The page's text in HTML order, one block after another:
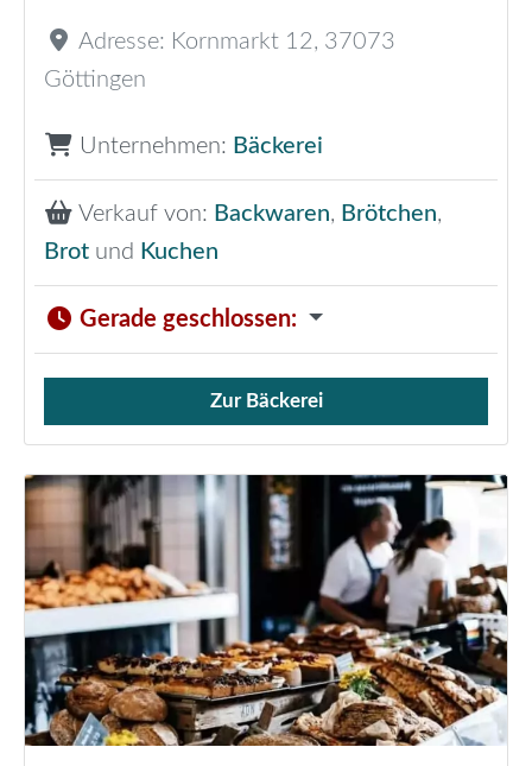
Adresse: Kornmarkt 12, 37073
Göttingen
Unternehmen: Bäckerei
Verkauf von: Backwaren, Brötchen,
Brot und Kuchen
Gerade geschlossen:
Verkauf von Brötchen,
Zur Bäckerei